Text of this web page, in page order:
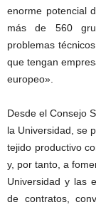
enorme potencial
más de 560
problemas
que tengan
europeo».
Desde el Consejo
la Universidad, se
tejido productivo
y, por tanto, a
Universidad y las
de contratos,